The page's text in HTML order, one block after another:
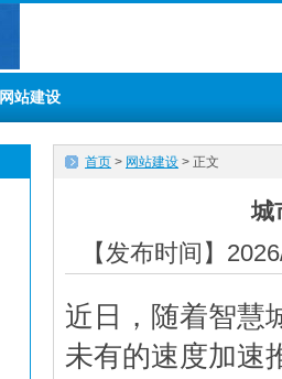
网站建设
首页 > 网站建设 > 正文
城
【发布时间】
近日，随着智慧
未有的速度加速